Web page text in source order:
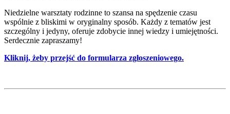
Niedzielne warsztaty rodzinne to szansa na spędzenie czasu
wspólnie z bliskimi w oryginalny sposób. Każdy z tematów jest
szczególny i jedyny, oferuje zdobycie innej wiedzy i umiejętności.
Serdecznie zapraszamy!
Kliknij, żeby przejść do formularza zgłoszeniowego.